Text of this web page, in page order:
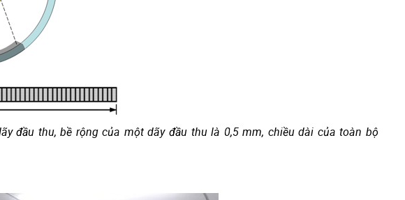
đầu thu, bề rộng của một dãy đầu thu là 0,5 mm, chiều dài của toàn bộ